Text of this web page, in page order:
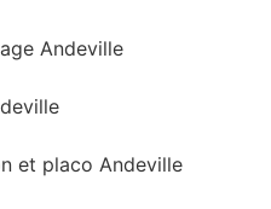
Andeville
et placo Andeville